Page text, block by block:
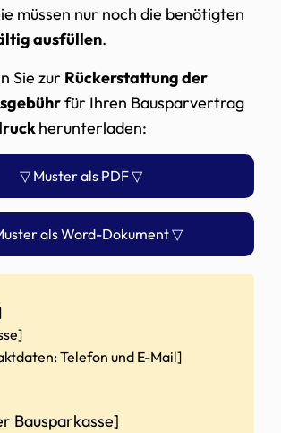
müssen nur noch die benötigten
ausfüllen.
Sie zur Rückerstattung der
für Ihren Bausparvertrag
herunterladen:
▽ Muster als PDF ▽
als Word-Dokument ▽
Telefon und E-Mail]
Bausparkasse]